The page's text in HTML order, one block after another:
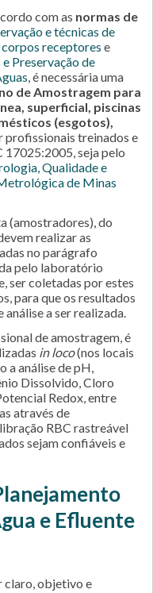
com as normas de
e técnicas de
receptores e
Preservação de
, é necessária uma
de Amostragem para
superficial, piscinas
(esgotos),
profissionais treinados e
seja pelo
Qualidade e
de Minas
(amostradores), do
realizar as
no parágrafo
pelo laboratório
ser coletadas por estes
para que os resultados
a ser realizada.
de amostragem, é
in loco(nos locais
a análise de pH,
Dissolvido, Cloro
Redox, entre
através de
RBC rastreável
sejam confiáveis e
e Efluente
claro, objetivo e